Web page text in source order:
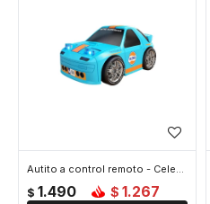
Autito a control remoto - Celeste
$ 1.490 $ 1.267